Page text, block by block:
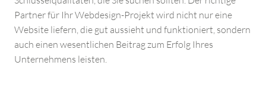
WEBDESIGN PREISE
WEBDESIGN WORDPRESS
Partner für Ihr Webdesign-Projekt wird nicht nur eine
Website liefern, die gut aussieht und funktioniert, sondern
auch einen wesentlichen Beitrag zum Erfolg Ihres
Unternehmens leisten.